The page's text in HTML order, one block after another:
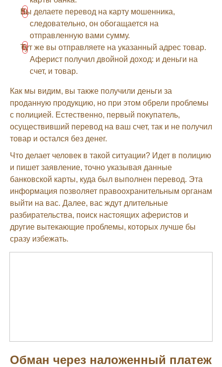
Вы делаете перевод на карту мошенника,
следовательно, он обогащается на
отправленную вами сумму.
Тут же вы отправляете на указанный адрес товар.
Аферист получил двойной доход: и деньги на
счет, и товар.
Как мы видим, вы также получили деньги за
проданную продукцию, но при этом обрели проблемы
с полицией. Естественно, первый покупатель,
осуществивший перевод на ваш счет, так и не получил
товар и остался без денег.
Что делает человек в такой ситуации? Идет в полицию
и пишет заявление, точно указывая данные
банковской карты, куда был выполнен перевод. Эта
информация позволяет правоохранительным органам
выйти на вас. Далее, вас ждут длительные
разбирательства, поиск настоящих аферистов и
другие вытекающие проблемы, которых лучше бы
сразу избежать.
Обман через наложенный платеж